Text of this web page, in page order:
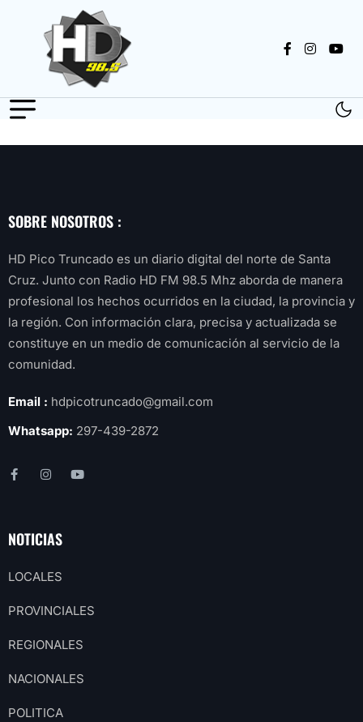
SOBRE NOSOTROS :
HD Pico Truncado es un diario digital del norte de Santa
Cruz. Junto con Radio HD FM 98.5 Mhz aborda de manera
profesional los hechos ocurridos en la ciudad, la provincia y
la región. Con información clara, precisa y actualizada se
constituye en un medio de comunicación al servicio de la
comunidad.
Email : hdpicotruncado@gmail.com
Whatsapp: 297-439-2872
NOTICIAS
LOCALES
PROVINCIALES
REGIONALES
NACIONALES
POLITICA